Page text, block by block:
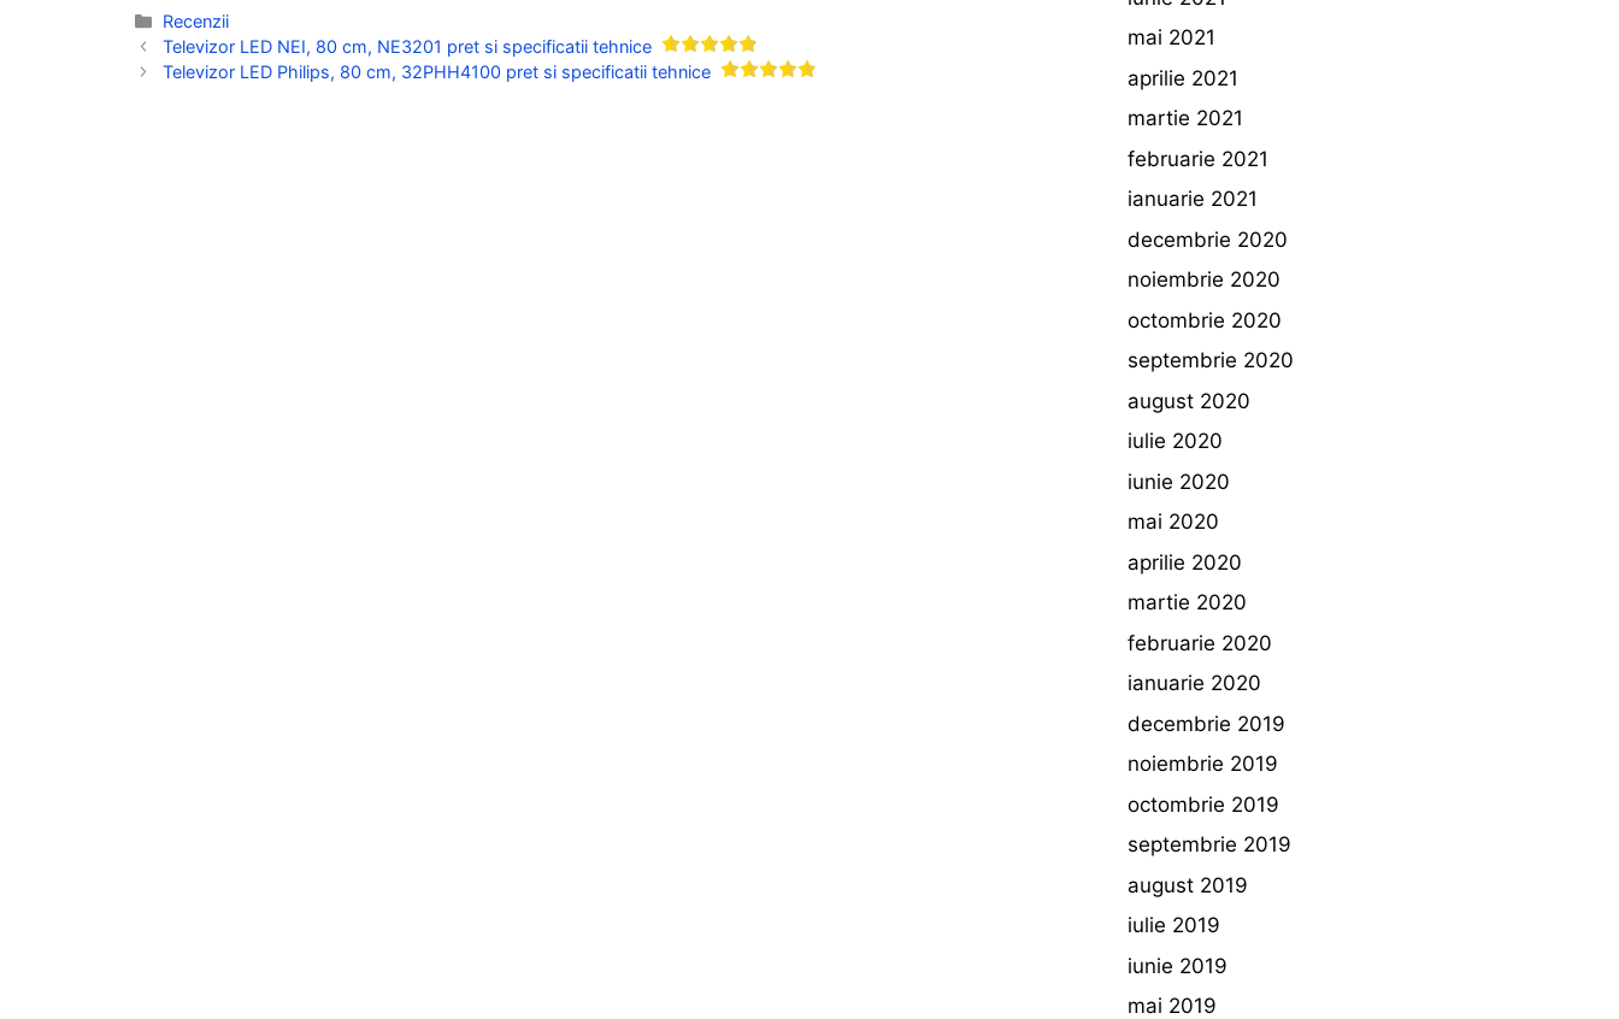
Categorii
Recenzii
Televizor LED NEI, 80 cm, NE3201 pret si specificatii tehnice
Televizor LED Philips, 80 cm, 32PHH4100 pret si specificatii tehnice
mai 2021
aprilie 2021
martie 2021
februarie 2021
ianuarie 2021
decembrie 2020
noiembrie 2020
octombrie 2020
septembrie 2020
august 2020
iulie 2020
iunie 2020
mai 2020
aprilie 2020
martie 2020
februarie 2020
ianuarie 2020
decembrie 2019
noiembrie 2019
octombrie 2019
septembrie 2019
august 2019
iulie 2019
iunie 2019
mai 2019